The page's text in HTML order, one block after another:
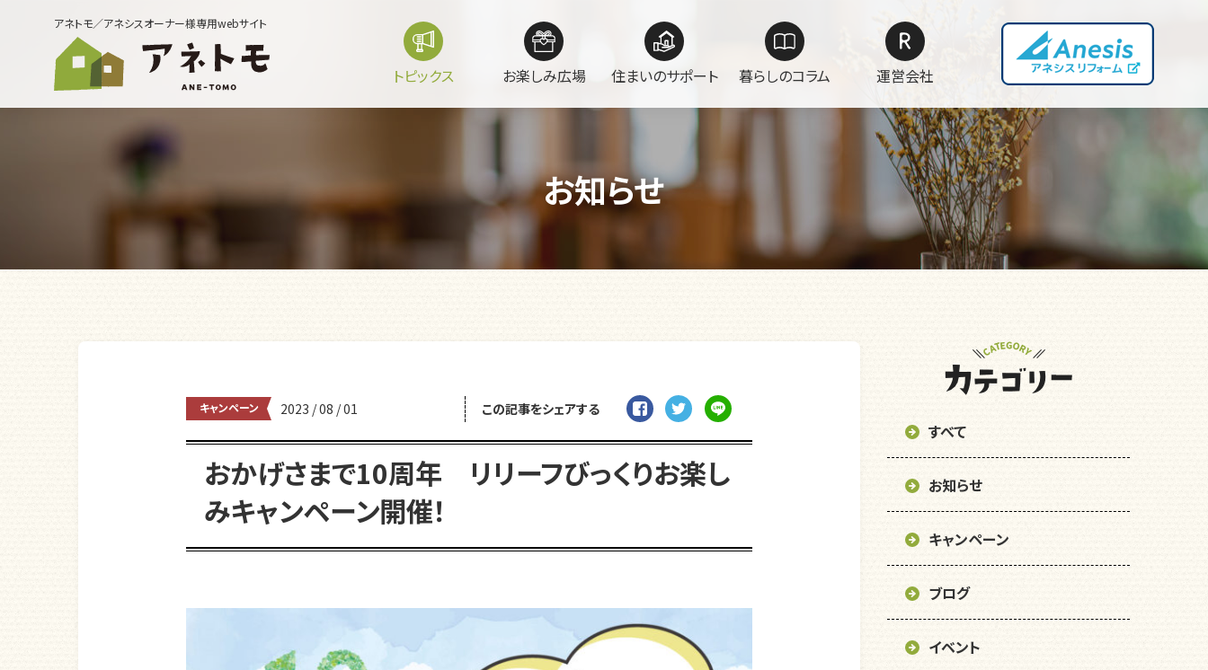
アネトモ／アネシスオーナー様専用webサイト
トピックス お楽しみ広場 住まいのサポート 暮らしのコラム 運営会社
お知らせ
キャンペーン 2023 / 08 / 01 この記事をシェアする
おかげさまで10周年 リリーフびっくりお楽し
みキャンペーン開催！
すべて
お知らせ
キャンペーン
ブログ
イベント